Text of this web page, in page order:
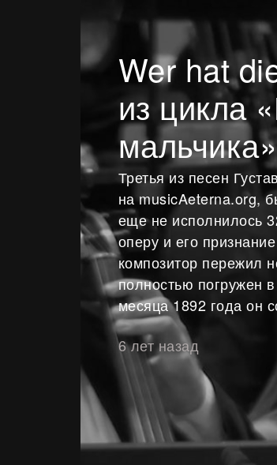
Wer hat
из цикла
Третья из песен
на musicAeterna.org,
еще не исполнилось
оперу и его
композитор пережил
полностью погружен
месяца 1892 года он
6 лет назад